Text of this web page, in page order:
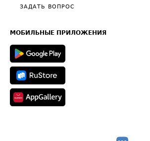
Общие положения
Полезное по перевозкам
Техническая информация
ЗАДАТЬ ВОПРОС
МОБИЛЬНЫЕ ПРИЛОЖЕНИЯ